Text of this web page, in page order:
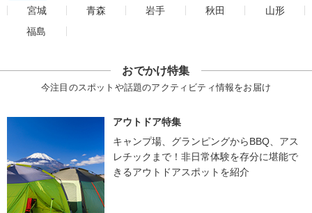
宮城
青森 岩手 秋田
山形
福島
おでかけ特集
今注目のスポットや話題のアクティビティ情報をお届け
アウトドア特集
キャンプ場、グランピングからBBQ、アス
レチックまで！非日常体験を存分に堪能で
きるアウトドアスポットを紹介